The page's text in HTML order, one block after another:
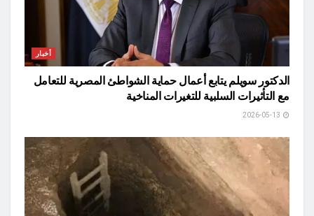
أخبار
الدكتور سويلم يتابع أعمال حماية الشواطئ المصرية للتعامل
مع التأثيرات السلبية للتغيرات المناخية